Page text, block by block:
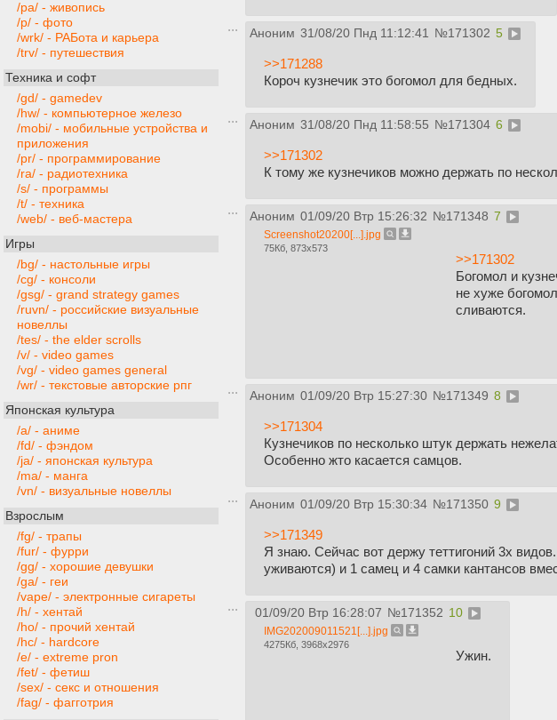
/pa/ - живопись
/p/ - фото
/wrk/ - РАБота и карьера
/trv/ - путешествия
Техника и софт
/gd/ - gamedev
/hw/ - компьютерное железо
/mobi/ - мобильные устройства и
приложения
/pr/ - программирование
/ra/ - радиотехника
/s/ - программы
/t/ - техника
/web/ - веб-мастера
Игры
/bg/ - настольные игры
/cg/ - консоли
/gsg/ - grand strategy games
/ruvn/ - российские визуальные
новеллы
/tes/ - the elder scrolls
/v/ - video games
/vg/ - video games general
/wr/ - текстовые авторские рпг
Японская культура
/a/ - аниме
/fd/ - фэндом
/ja/ - японская культура
/ma/ - манга
/vn/ - визуальные новеллы
Взрослым
/fg/ - трапы
/fur/ - фурри
/gg/ - хорошие девушки
/ga/ - геи
/vape/ - электронные сигареты
/h/ - хентай
/ho/ - прочий хентай
/hc/ - hardcore
/e/ - extreme pron
/fet/ - фетиш
/sex/ - секс и отношения
/fag/ - фагготрия
Аноним 31/08/20 Пнд 11:12:41 №171302 5
>>171288
Короч кузнечик это богомол для бедных.
Аноним 31/08/20 Пнд 11:58:55 №171304 6
>>171302
К тому же кузнечиков можно держать по
Аноним 01/09/20 Втр 15:26:32 №171348 7
Screenshot20200[...].jpg
75Кб, 873x573
>>171302
Богомол и
не хуже
сливаются.
Аноним 01/09/20 Втр 15:27:30 №171349 8
>>171304
Кузнечиков по несколько штук держать
Особенно жто касается самцов.
Аноним 01/09/20 Втр 15:30:34 №171350 9
>>171349
Я знаю. Сейчас вот держу теттигоний 3х
уживаются) и 1 самец и 4 самки кантансов
01/09/20 Втр 16:28:07 №171352 10
IMG202009011521[...].jpg
4275Кб, 3968x2976
Ужин.